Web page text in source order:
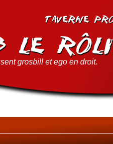
grosbill et ego en droit.